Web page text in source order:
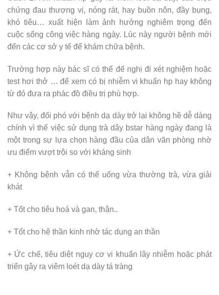
chứng đau thượng vị, nóng rát, hay buồn nôn, đầy bụng,
khó tiêu… xuất hiện làm ảnh hưởng nghiêm trọng đến
cuộc sống công việc hàng ngày. Lúc này người bệnh mới
đến các cơ sở y tế để khám chữa bệnh.
Trường hợp này bác sĩ có thể để nghị đi xét nghiệm hoặc
test hơi thở … để xem có bị nhiễm vi khuẩn hp hay không
từ đó đưa ra phác đồ điều trị phù hợp.
Như vậy, đối phó với bệnh dạ dày trở lại không hề dễ dàng
chính vì thế việc sử dụng trà dây bstar hàng ngày đang là
một trong sự lựa chọn hàng đầu của dân văn phòng nhờ
ưu điểm vượt trội so với kháng sinh
+ Không bệnh vẫn có thể uống vừa thường trà, vừa giải
khát
+ Tốt cho tiêu hoá và gan, thận..
+ Tốt cho hệ thần kinh nhờ tác dụng an thần
+ Ức chế, tiêu diệt nguy cơ vi khuẩn lây nhiễm hoặc phát
triển gây ra viêm loét dạ dày tá tràng